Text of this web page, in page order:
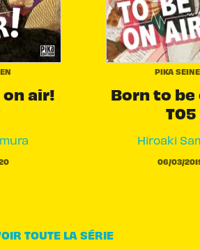
air!
PIKA
Born to be
T05
Hiroaki
06/03/
TOUTE LA SÉRIE